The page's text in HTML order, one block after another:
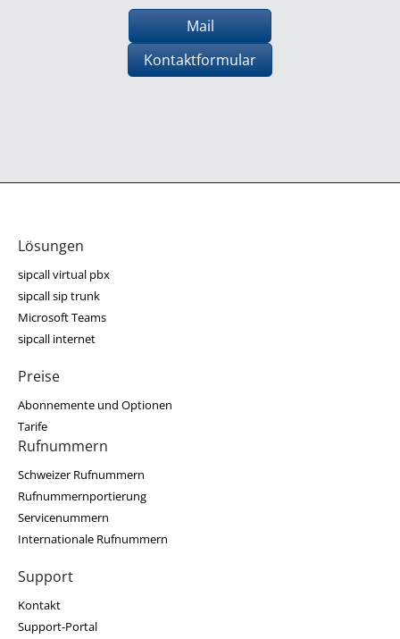
Mail
Kontaktformular
Lösungen
sipcall virtual pbx
sipcall sip trunk
Microsoft Teams
sipcall internet
Preise
Abonnemente und Optionen
Tarife
Rufnummern
Schweizer Rufnummern
Rufnummernportierung
Servicenummern
Internationale Rufnummern
Support
Kontakt
Support-Portal